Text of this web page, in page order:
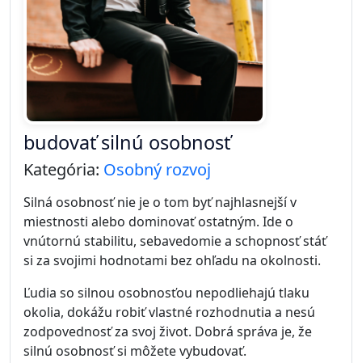
budovať silnú osobnosť
Kategória: Osobný rozvoj
Silná osobnosť nie je o tom byť najhlasnejší v
miestnosti alebo dominovať ostatným. Ide o
vnútornú stabilitu, sebavedomie a schopnosť stáť
si za svojimi hodnotami bez ohľadu na okolnosti.
Ľudia so silnou osobnosťou nepodliehajú tlaku
okolia, dokážu robiť vlastné rozhodnutia a nesú
zodpovednosť za svoj život. Dobrá správa je, že
silnú osobnosť si môžete vybudovať.